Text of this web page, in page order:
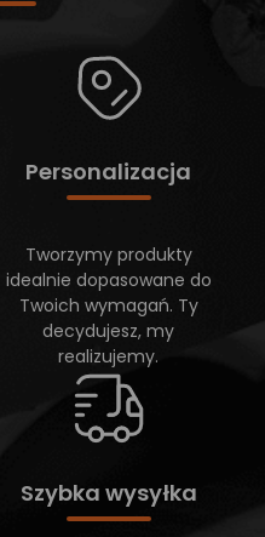
Personalizacja
Tworzymy produkty
idealnie dopasowane do
Twoich wymagań. Ty
decydujesz, my
realizujemy.
Szybka wysyłka